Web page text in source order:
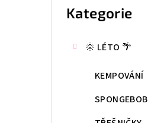
Kategorie
🌞 LÉTO 🌴
KEMPOVÁNÍ
SPONGEBOB